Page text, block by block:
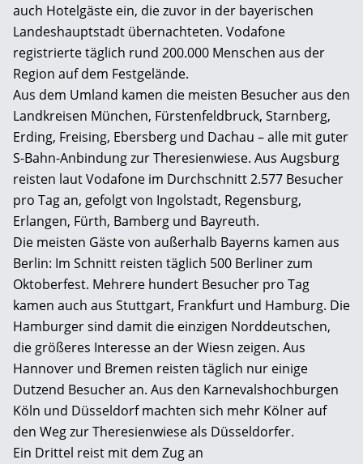
auch Hotelgäste ein, die zuvor in der bayerischen
Landeshauptstadt übernachteten. Vodafone
registrierte täglich rund 200.000 Menschen aus der
Region auf dem Festgelände.
Aus dem Umland kamen die meisten Besucher aus den
Landkreisen München, Fürstenfeldbruck, Starnberg,
Erding, Freising, Ebersberg und Dachau – alle mit guter
S-Bahn-Anbindung zur Theresienwiese. Aus Augsburg
reisten laut Vodafone im Durchschnitt 2.577 Besucher
pro Tag an, gefolgt von Ingolstadt, Regensburg,
Erlangen, Fürth, Bamberg und Bayreuth.
Die meisten Gäste von außerhalb Bayerns kamen aus
Berlin: Im Schnitt reisten täglich 500 Berliner zum
Oktoberfest. Mehrere hundert Besucher pro Tag
kamen auch aus Stuttgart, Frankfurt und Hamburg. Die
Hamburger sind damit die einzigen Norddeutschen,
die größeres Interesse an der Wiesn zeigen. Aus
Hannover und Bremen reisten täglich nur einige
Dutzend Besucher an. Aus den Karnevalshochburgen
Köln und Düsseldorf machten sich mehr Kölner auf
den Weg zur Theresienwiese als Düsseldorfer.
Ein Drittel reist mit dem Zug an